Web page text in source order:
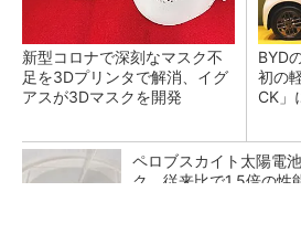
新型コロナで深刻なマスク不
足を3Dプリンタで解消、イグ
アスが3Dマスクを開発
BYD
初の
CK」
ペロブスカイト太陽電
ク、従来比で1.5倍の性